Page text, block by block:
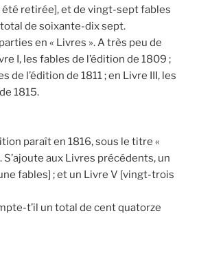
été retirée], et de vingt-sept fables
de soixante-dix sept.
en « Livres ». A très peu de
I, les fables de l’édition de 1809 ;
de l’édition de 1811 ; en Livre III, les
1815.
paraît en 1816, sous le titre «
S’ajoute aux Livres précédents, un
fables] ; et un Livre V [vingt-trois
t’il un total de cent quatorze